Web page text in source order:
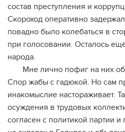
состав преступления и
Скороход оперативно
повадно было колебаться в
при голосовании. Осталось
народа.
Мне лично пофиг на них
Спор жабы с гадюкой. Но сам
инакомыслие настораживает.
осуждения в трудовых
согласен с политикой партии